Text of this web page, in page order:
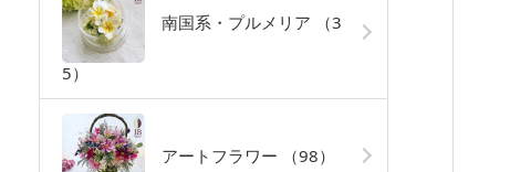
南国系・プルメリア （3
5）
アートフラワー （98）